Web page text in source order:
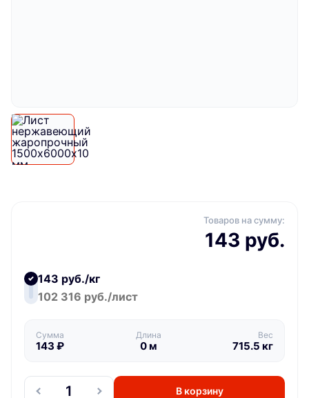
Товаров на сумму:
143 руб.
143 руб./кг
102 316 руб./лист
Сумма
143 ₽
Длина
0м
Вес
715.5 кг
В корзину